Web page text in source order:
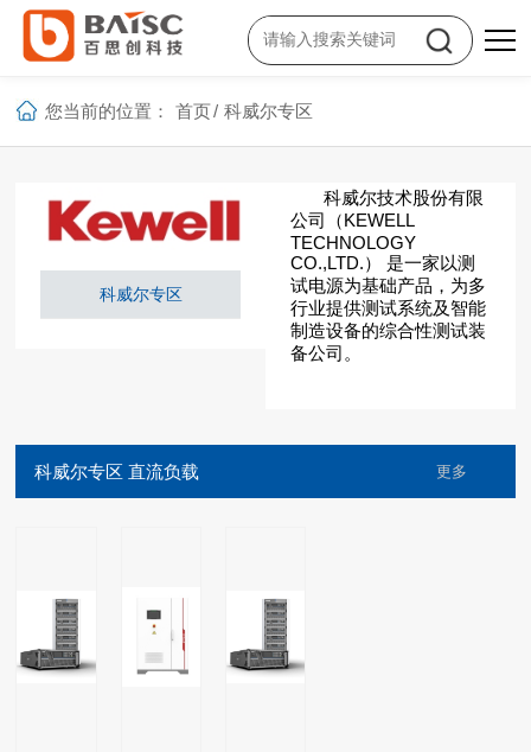
您当前的位置： 首页/ 科威尔专区
科威尔专区
科威尔技术股份有限
公司（KEWELL
TECHNOLOGY
CO.,LTD.） 是一家以测
试电源为基础产品，为多
行业提供测试系统及智能
制造设备的综合性测试装
备公司。
科威尔专区 直流负载 更多